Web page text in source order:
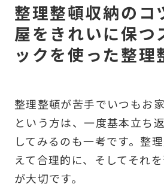
整理整頓収納のコ
屋をきれいに保つ
ックを使った整理
整理整頓が苦手でいつもお
という方は、一度基本立ち
してみるのも一考です。整
えて合理的に、そしてそれ
が大切です。